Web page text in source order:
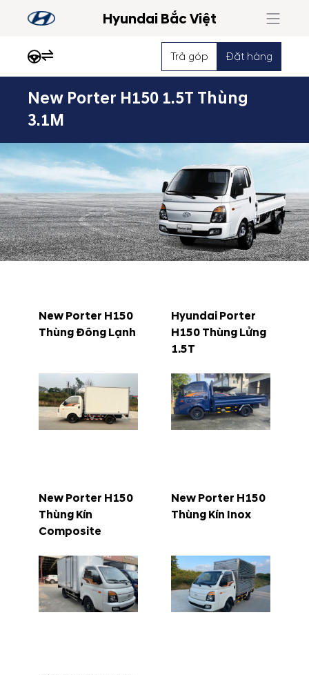
Hyundai Bắc Việt
Trả góp Đặt hàng
New Porter H150 1.5T Thùng
3.1M
New Porter H150
Thùng Đông Lạnh
Hyundai Porter
H150 Thùng Lửng
1.5T
New Porter H150
Thùng Kín
Composite
New Porter H150
Thùng Kín Inox